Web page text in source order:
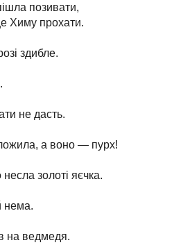
позивати,
Химу прохати.
здибле.
не дасть.
а воно — пурх!
золоті яєчка.
нема.
на ведмедя.